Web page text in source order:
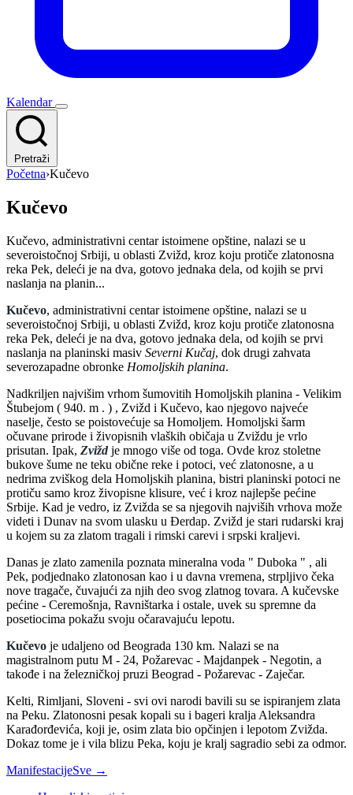
Kalendar
Pretraži
Početna›Kučevo
Kučevo
Kučevo, administrativni centar istoimene opštine, nalazi se u
severoistočnoj Srbiji, u oblasti Zvižd, kroz koju protiče zlatonosna
reka Pek, deleći je na dva, gotovo jednaka dela, od kojih se prvi
naslanja na planin...
Kučevo, administrativni centar istoimene opštine, nalazi se u
severoistočnoj Srbiji, u oblasti Zvižd, kroz koju protiče zlatonosna
reka Pek, deleći je na dva, gotovo jednaka dela, od kojih se prvi
naslanja na planinski masiv Severni Kučaj, dok drugi zahvata
severozapadne obronke Homoljskih planina.
Nadkriljen najvišim vrhom šumovitih Homoljskih planina - Velikim
Štubejom ( 940. m . ) , Zvižd i Kučevo, kao njegovo najveće
naselje, često se poistovećuje sa Homoljem. Homoljski šarm
očuvane prirode i živopisnih vlaških običaja u Zviždu je vrlo
prisutan. Ipak, Zviždje mnogo više od toga. Ovde kroz stoletne
bukove šume ne teku obične reke i potoci, već zlatonosne, a u
nedrima zviškog dela Homoljskih planina, bistri planinski potoci ne
protiču samo kroz živopisne klisure, već i kroz najlepše pećine
Srbije. Kad je vedro, iz Zvižda se sa njegovih najviših vrhova može
videti i Dunav na svom ulasku u Đerdap. Zvižd je stari rudarski kraj
u kojem su za zlatom tragali i rimski carevi i srpski kraljevi.
Danas je zlato zamenila poznata mineralna voda " Duboka " , ali
Pek, podjednako zlatonosan kao i u davna vremena, strpljivo čeka
nove tragače, čuvajući za njih deo svog zlatnog tovara. A kučevske
pećine - Ceremošnja, Ravništarka i ostale, uvek su spremne da
posetiocima pokažu svoju očaravajuću lepotu.
Kučevo je udaljeno od Beograda 130 km. Nalazi se na
magistralnom putu M - 24, Požarevac - Majdanpek - Negotin, a
takođe i na železničkoj pruzi Beograd - Požarevac - Zaječar.
Kelti, Rimljani, Sloveni - svi ovi narodi bavili su se ispiranjem zlata
na Peku. Zlatonosni pesak kopali su i bageri kralja Aleksandra
Karađorđevića, koji je, osim zlata bio opčinjen i lepotom Zvižda.
Dokaz tome je i vila blizu Peka, koju je kralj sagradio sebi za odmor.
ManifestacijeSve →